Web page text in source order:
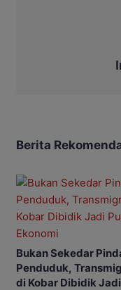
Berita
Bukan Sekedar
Penduduk,
di Kobar Dibidik Jadi